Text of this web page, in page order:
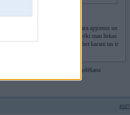
tūkstošos.. pats saproti, tā kara apjomus un
tur ar visu ir nenormāls, cilvēki man liekas
ko LV armija nopērk, bet karam tas ir
līniju hvz,bezsakarīga tava filozofēšana
#107